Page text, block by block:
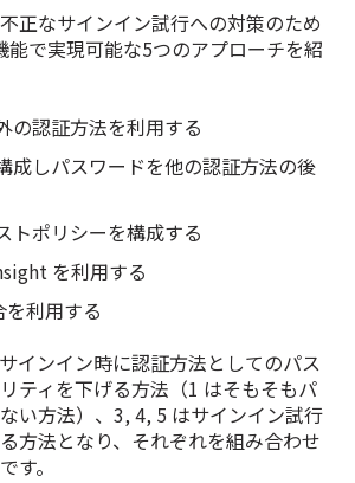
正なサインイン試行への対策のため
で実現可能な5つのアプローチを紹
の認証方法を利用する
成しパスワードを他の認証方法の後
トポリシーを構成する
を利用する
を利用する
インイン時に認証方法としてのパス
ティを下げる方法（1 はそもそもパ
い方法）、3, 4, 5 はサインイン試行
方法となり、それぞれを組み合わせ
す。